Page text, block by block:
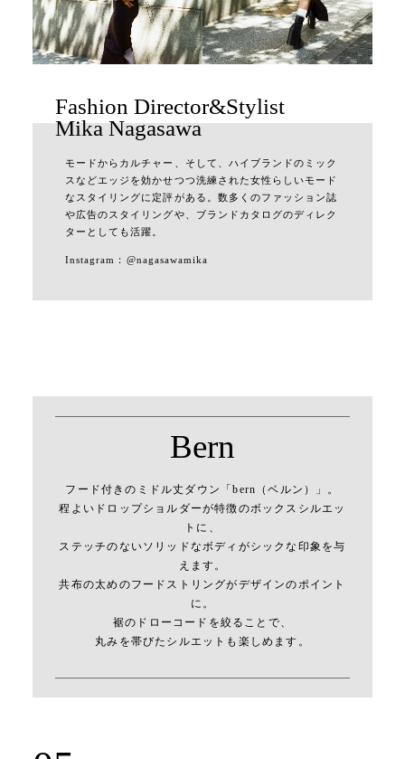
Fashion Director&Stylist
Mika Nagasawa
モードからカルチャー、そして、ハイブランドのミック
スなどエッジを効かせつつ洗練された⼥性らしいモード
なスタイリングに定評がある。数多くのファッション誌
や広告のスタイリングや、ブランドカタログのディレク
ターとしても活躍。
Instagram： @nagasawamika
Bern
フード付きのミドル丈ダウン「bern（ベルン）」。
程よいドロップショルダーが特徴のボックスシルエッ
トに、
ステッチのないソリッドなボディがシックな印象を与
えます。
共布の太めのフードストリングがデザインのポイント
に。
裾のドローコードを絞ることで、
丸みを帯びたシルエットも楽しめます。